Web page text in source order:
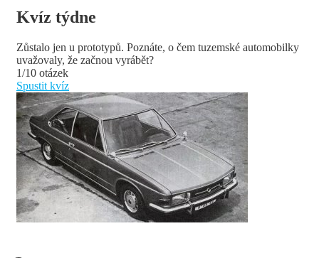
Kvíz týdne
Zůstalo jen u prototypů. Poznáte, o čem tuzemské automobilky
uvažovaly, že začnou vyrábět?
1/10 otázek
Spustit kvíz